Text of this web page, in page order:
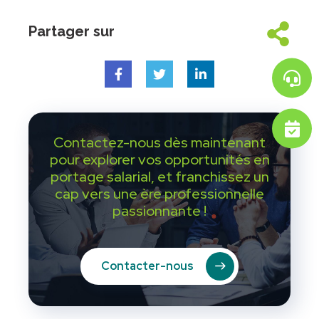
Partager sur
Contactez-nous dès maintenant
pour explorer vos opportunités en
portage salarial, et franchissez un
cap vers une ère professionnelle
passionnante !
Contacter-nous